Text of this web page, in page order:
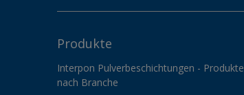
Produkte
Interpon Pulverbeschichtungen - Produkte
nach Branche